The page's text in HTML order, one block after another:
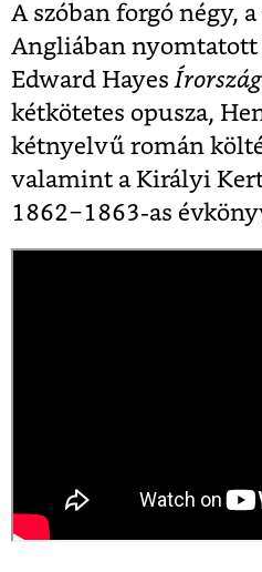
A szóban forgó négy,
Angliában
Edward Hayes
kétkötetes opusza,
kétnyelvű román
valamint a Királyi
1862‒1863-as